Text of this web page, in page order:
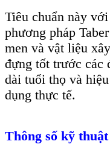
Tiêu chuẩn này
phương pháp
men và vật liệu
đựng tốt trước các
dài tuổi thọ và
dụng thực tế.
Thông số kỹ thuật